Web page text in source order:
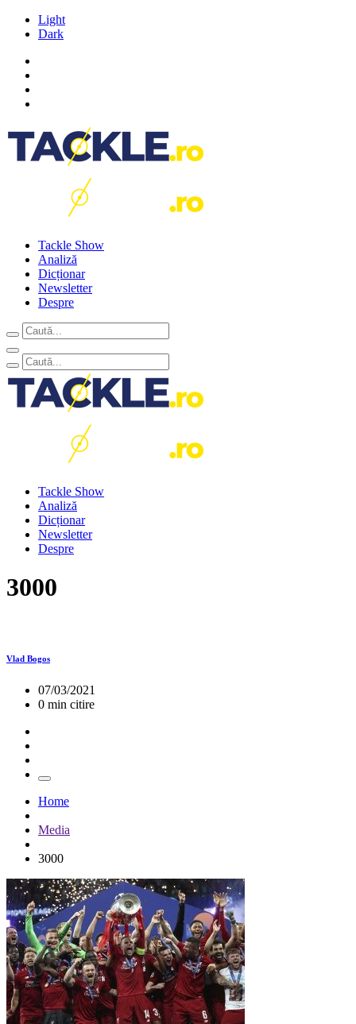
Light
Dark
Tackle Show
Analiză
Dicționar
Newsletter
Despre
Tackle Show
Analiză
Dicționar
Newsletter
Despre
3000
Vlad Bogos
07/03/2021
0 min citire
Home
Media
3000